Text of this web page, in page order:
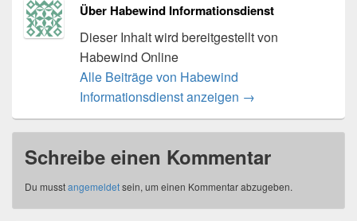
Über Habewind Informationsdienst
Dieser Inhalt wird bereitgestellt von
Habewind Online
Alle Beiträge von Habewind
Informationsdienst anzeigen →
Schreibe einen Kommentar
Du musstangemeldetsein, um einen Kommentar abzugeben.